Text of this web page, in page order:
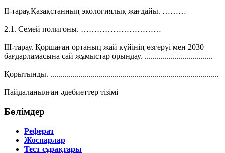
ІІ-тарау.Қазақстанның экологиялық жағдайы. ………
2.1. Семей полигоны. …………………………
ІІІ-тарау. Қоршаған ортаның жай күйінің өзгеруі мен 2030
бағдарламасына сай жұмыстар орындау. ..................................
Қорытынды. ....................................................................................
Пайдаланылған әдебиеттер тізімі
Бөлімдер
Реферат
Жоспарлар
Тест сұрақтары